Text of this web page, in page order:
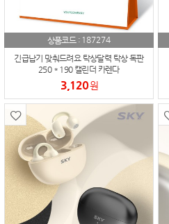
상품코드 : 187274
긴급납기 맞춰드려요 탁상달력 탁상 독판
250 * 190 캘린더 카렌다
3,120원